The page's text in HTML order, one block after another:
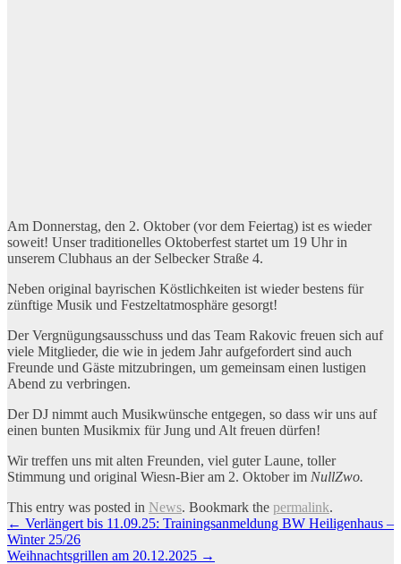
Am Donnerstag, den 2. Oktober (vor dem Feiertag) ist es wieder
soweit! Unser traditionelles Oktoberfest startet um 19 Uhr in
unserem Clubhaus an der Selbecker Straße 4.
Neben original bayrischen Köstlichkeiten ist wieder bestens für
zünftige Musik und Festzeltatmosphäre gesorgt!
Der Vergnügungsausschuss und das Team Rakovic freuen sich auf
viele Mitglieder, die wie in jedem Jahr aufgefordert sind auch
Freunde und Gäste mitzubringen, um gemeinsam einen lustigen
Abend zu verbringen.
Der DJ nimmt auch Musikwünsche entgegen, so dass wir uns auf
einen bunten Musikmix für Jung und Alt freuen dürfen!
Wir treffen uns mit alten Freunden, viel guter Laune, toller
Stimmung und original Wiesn-Bier am 2. Oktober im NullZwo.
This entry was posted in News. Bookmark the permalink.
Artikel-
Navigation
← Verlängert bis 11.09.25: Trainingsanmeldung BW Heiligenhaus –
Winter 25/26
Weihnachtsgrillen am 20.12.2025 →